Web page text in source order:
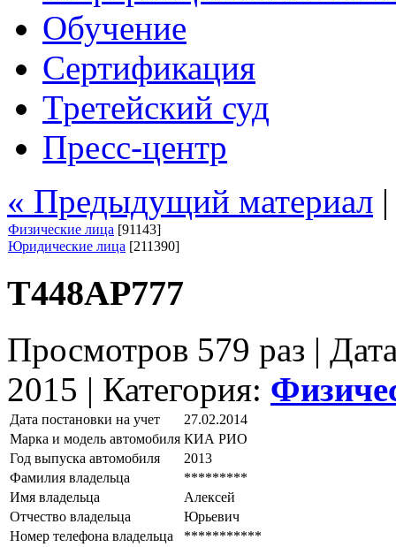
Обучение
Сертификация
Третейский суд
Пресс-центр
« Предыдущий материал
Физические лица [91143]
Юридические лица [211390]
Т448АР777
Просмотров 579 раз |
2015 | Категория:
Дата постановки на учет
27.02.2014
Марка и модель автомобиля КИА РИО
Год выпуска автомобиля
2013
Фамилия владельца
*********
Имя владельца
Алексей
Отчество владельца
Юрьевич
Номер телефона владельца
***********